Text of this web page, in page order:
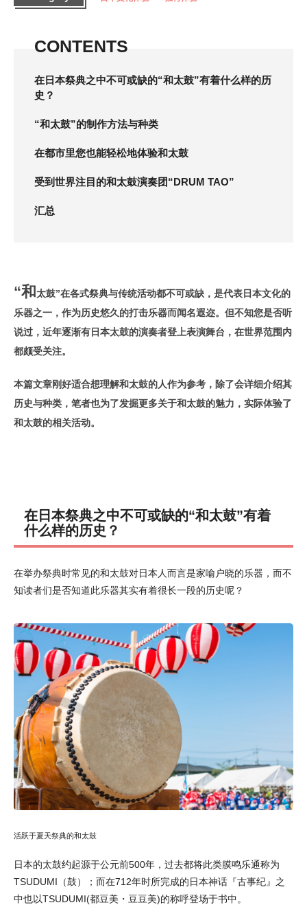
CONTENTS
在日本祭典之中不可或缺的“和太鼓”有着什么样的历
史？
“和太鼓”的制作方法与种类
在都市里您也能轻松地体验和太鼓
受到世界注目的和太鼓演奏团“DRUM TAO”
汇总
“和太鼓”在各式祭典与传统活动都不可或缺，是代表日本文化的
乐器之一，作为历史悠久的打击乐器而闻名遐迩。但不知您是否听
说过，近年逐渐有日本太鼓的演奏者登上表演舞台，在世界范围内
都颇受关注。
本篇文章刚好适合想理解和太鼓的人作为参考，除了会详细介绍其
历史与种类，笔者也为了发掘更多关于和太鼓的魅力，实际体验了
和太鼓的相关活动。
在日本祭典之中不可或缺的“和太鼓”有着
什么样的历史？
在举办祭典时常见的和太鼓对日本人而言是家喻户晓的乐器，而不
知读者们是否知道此乐器其实有着很长一段的历史呢？
活跃于夏天祭典的和太鼓
日本的太鼓约起源于公元前500年，过去都将此类膜鸣乐通称为
TSUDUMI（鼓）；而在712年时所完成的日本神话『古事纪』之
中也以TSUDUMI(都豆美・豆豆美)的称呼登场于书中。